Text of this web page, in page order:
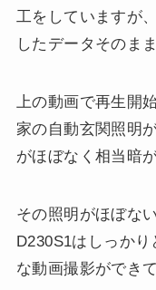
工をしていますが
したデータそのま
上の動画で再生開
家の自動玄関照明
がほぼなく相当暗
その照明がほぼな
D230S1はしっか
な動画撮影ができ